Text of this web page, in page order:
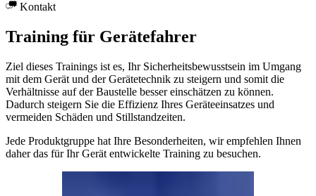
Kontakt
Training für Gerätefahrer
Ziel dieses Trainings ist es, Ihr Sicherheitsbewusstsein im Umgang
mit dem Gerät und der Gerätetechnik zu steigern und somit die
Verhältnisse auf der Baustelle besser einschätzen zu können.
Dadurch steigern Sie die Effizienz Ihres Geräteeinsatzes und
vermeiden Schäden und Stillstandzeiten.
Jede Produktgruppe hat Ihre Besonderheiten, wir empfehlen Ihnen
daher das für Ihr Gerät entwickelte Training zu besuchen.